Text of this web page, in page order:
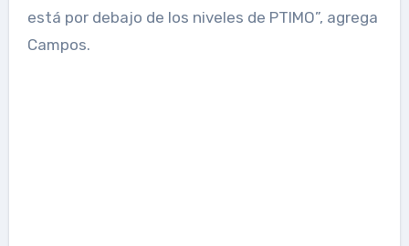
está por debajo de los niveles de PTIMO”, agrega
Campos.